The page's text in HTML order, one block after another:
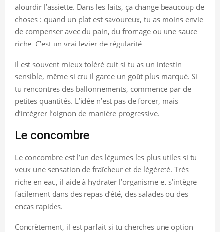
alourdir l’assiette. Dans les faits, ça change beaucoup de
choses : quand un plat est savoureux, tu as moins envie
de compenser avec du pain, du fromage ou une sauce
riche. C’est un vrai levier de régularité.
Il est souvent mieux toléré cuit si tu as un intestin
sensible, même si cru il garde un goût plus marqué. Si
tu rencontres des ballonnements, commence par de
petites quantités. L’idée n’est pas de forcer, mais
d’intégrer l’oignon de manière progressive.
Le concombre
Le concombre est l’un des légumes les plus utiles si tu
veux une sensation de fraîcheur et de légèreté. Très
riche en eau, il aide à hydrater l’organisme et s’intègre
facilement dans des repas d’été, des salades ou des
encas rapides.
Concrètement, il est parfait si tu cherches une option